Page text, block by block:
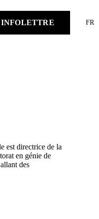
INFOLETTRE FR
est directrice de la
en génie de
des